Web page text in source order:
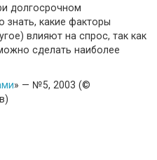
долгосрочном
знать, какие факторы
влияют на спрос, так как
сделать наиболее
» — №5, 2003 (©